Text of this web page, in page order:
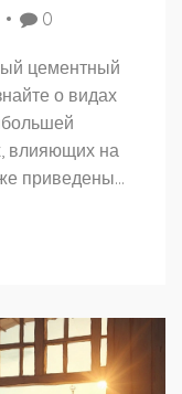
0
цементный
о видах
влияющих на
приведены